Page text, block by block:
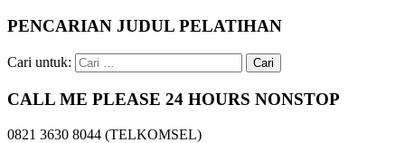
PENCARIAN JUDUL PELATIHAN
Cari untuk:
CALL ME PLEASE 24 HOURS NONSTOP
0821 3630 8044 (TELKOMSEL)